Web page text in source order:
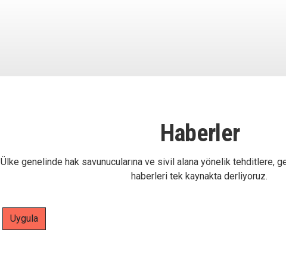
Haberler
Ülke genelinde hak savunucularına ve sivil alana yönelik tehditlere,
haberleri tek kaynakta derliyoruz.